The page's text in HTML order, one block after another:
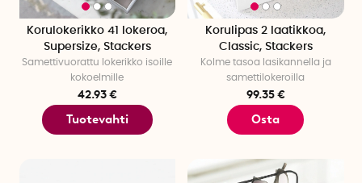
Korulokerikko 41 lokeroa,
Supersize, Stackers
Samettivuorattu lokerikko isoille
kokoelmille
42.93 €
Tuotevahti
Korulipas 2 laatikkoa,
Classic, Stackers
Kolme tasoa lasikannella ja
samettilokeroilla
99.35 €
Osta